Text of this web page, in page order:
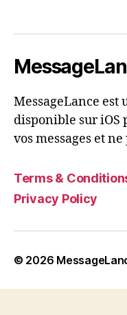
MessageLance
disponible sur iOS
vos messages et
Terms &
Privacy Policy
© 2026